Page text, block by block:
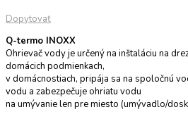
Dopytovať
Q-termo INOXX
Ohrievač vody je určený na inštaláciu na
domácich podmienkach,
v domácnostiach, pripája sa na spoločnú
vodu a zabezpečuje ohriatu vodu
na umývanie len pre miesto (umývadlo/